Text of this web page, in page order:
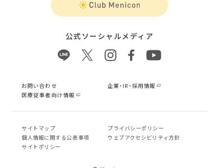
公式ソーシャルメディア
お問い合わせ
企業・IR・採用情報
医療従事者向け情報
サイトマップ
プライバシーポリシー
個⼈情報に関する公表事項
ウェブアクセシビリティ方針
サイトポリシー